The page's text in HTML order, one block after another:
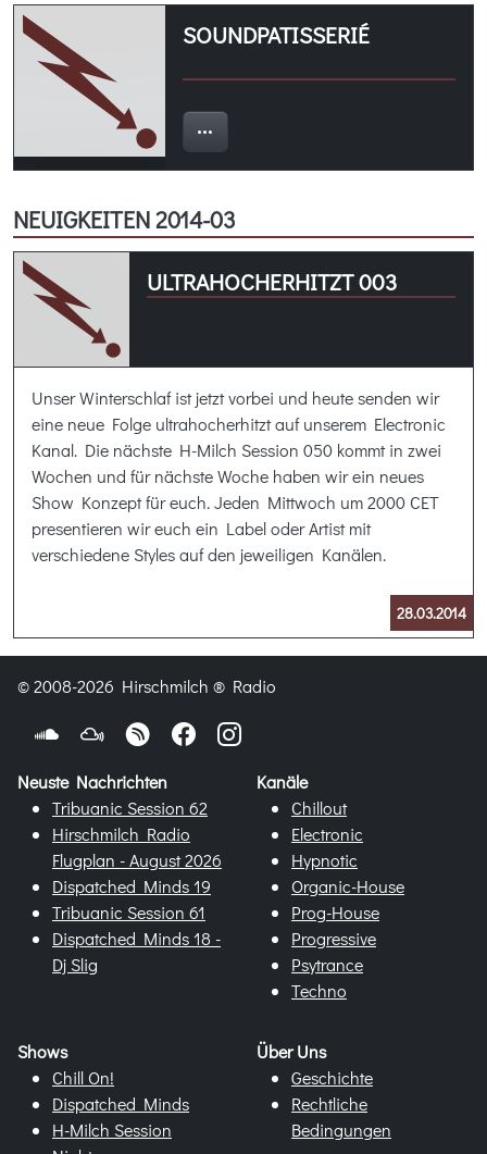
SOUNDPATISSERIÉ
NEUIGKEITEN 2014-03
ULTRAHOCHERHITZT 003
Unser Winterschlaf ist jetzt vorbei und heute senden wir
eine neue Folge ultrahocherhitzt auf unserem Electronic
Kanal. Die nächste H-Milch Session 050 kommt in zwei
Wochen und für nächste Woche haben wir ein neues
Show Konzept für euch. Jeden Mittwoch um 2000 CET
presentieren wir euch ein Label oder Artist mit
verschiedene Styles auf den jeweiligen Kanälen.
28.03.2014
© 2008-2026 Hirschmilch ® Radio
Neuste Nachrichten
Tribuanic Session 62
Hirschmilch Radio
Flugplan - August 2026
Dispatched Minds 19
Tribuanic Session 61
Dispatched Minds 18 -
Dj Slig
Kanäle
Chillout
Electronic
Hypnotic
Organic-House
Prog-House
Progressive
Psytrance
Techno
Shows
Chill On!
Dispatched Minds
H-Milch Session
Über Uns
Geschichte
Rechtliche
Bedingungen